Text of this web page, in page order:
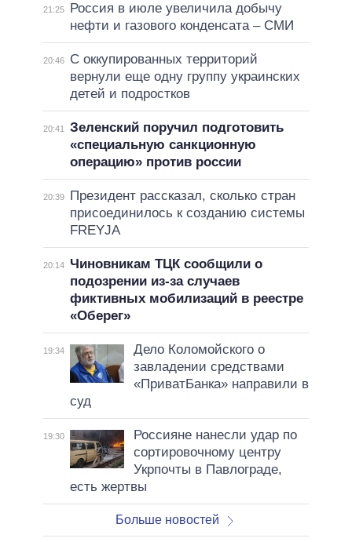
21:25
Россия в июле увеличила добычу
нефти и газового конденсата – СМИ
20:46
С оккупированных территорий
вернули еще одну группу украинских
детей и подростков
20:41
Зеленский поручил подготовить
«специальную санкционную
операцию» против россии
20:39
Президент рассказал, сколько стран
присоединилось к созданию системы
FREYJA
20:14
Чиновникам ТЦК сообщили о
подозрении из-за случаев
фиктивных мобилизаций в реестре
«Оберег»
19:34
Дело Коломойского о
завладении средствами
«ПриватБанка» направили в
суд
19:30
Россияне нанесли удар по
сортировочному центру
Укрпочты в Павлограде,
есть жертвы
Больше новостей